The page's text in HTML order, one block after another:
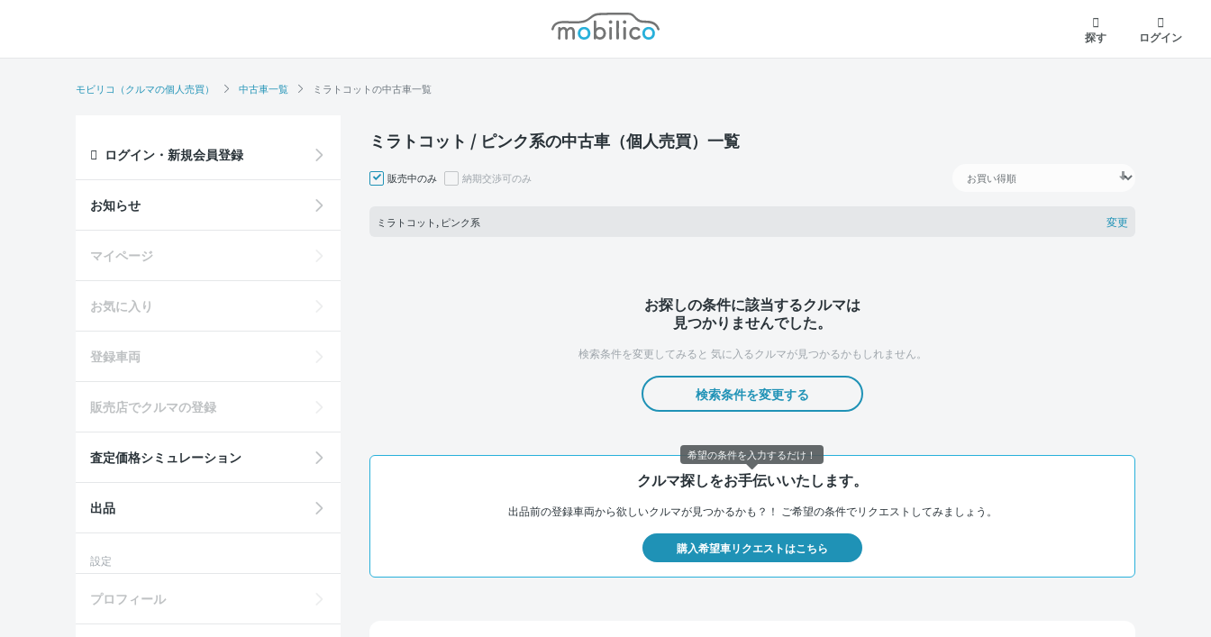
モビリコ
探す
ログイン
モビリコ（クルマの個人売買） 中古車一覧 ミラトコットの中古車一覧
ミラトコット / ピンク系の中古車（個人売買）一覧
販売中のみ 納期交渉可のみ
ミラトコット, ピンク系 変更
お探しの条件に該当するクルマは
見つかりませんでした。
検索条件を変更してみると 気に入るクルマが見つかるかもしれません。
検索条件を変更する
クルマ探しをお手伝いいたします。
出品前の登録車両から欲しいクルマが見つかるかも？！ ご希望の条件でリクエストしてみましょう。
購入希望車リクエストはこちら
ログイン・新規会員登録
お知らせ
マイページ
お気に入り
登録車両
販売店でクルマの登録
査定価格シミュレーション
出品
設定
プロフィール
希望の条件を入力するだけ！